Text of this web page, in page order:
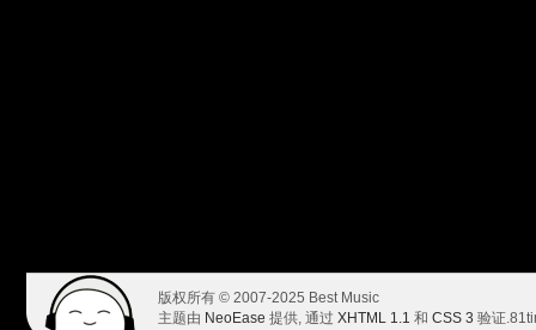
版权所有 © 2007-2025 Best Music
主题由 NeoEase 提供, 通过 XHTML 1.1 和 CSS 3 验证.